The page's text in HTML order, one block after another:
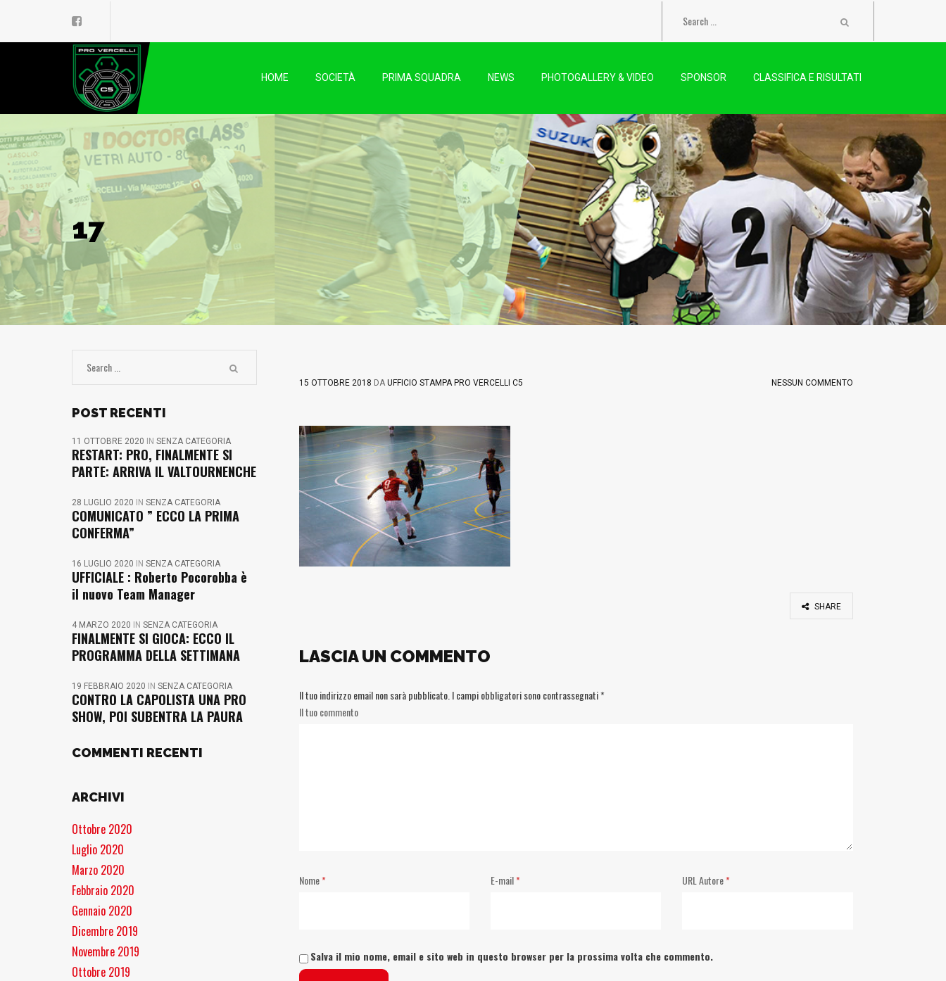
HOME SOCIETÀ PRIMA SQUADRA NEWS PHOTOGALLERY & VIDEO SPONSOR CLASSIFICA E RISULTATI
17
15 OTTOBRE 2018 DA UFFICIO STAMPA PRO VERCELLI C5 NESSUN COMMENTO
SHARE
LASCIA UN COMMENTO
Il tuo indirizzo email non sarà pubblicato. I campi obbligatori sono contrassegnati*
Il tuo commento
Nome* E-mail* URL Autore*
Salva il mio nome, email e sito web in questo browser per la prossima volta che commento.
POST RECENTI
11 OTTOBRE 2020 IN SENZA CATEGORIA
RESTART: PRO, FINALMENTE SI
PARTE: ARRIVA IL VALTOURNENCHE
28 LUGLIO 2020 IN SENZA CATEGORIA
COMUNICATO ” ECCO LA PRIMA
CONFERMA”
16 LUGLIO 2020 IN SENZA CATEGORIA
UFFICIALE : Roberto Pocorobba è
il nuovo Team Manager
4 MARZO 2020 IN SENZA CATEGORIA
FINALMENTE SI GIOCA: ECCO IL
PROGRAMMA DELLA SETTIMANA
19 FEBBRAIO 2020 IN SENZA CATEGORIA
CONTRO LA CAPOLISTA UNA PRO
SHOW, POI SUBENTRA LA PAURA
COMMENTI RECENTI
ARCHIVI
Ottobre 2020
Luglio 2020
Marzo 2020
Febbraio 2020
Gennaio 2020
Dicembre 2019
Novembre 2019
Ottobre 2019